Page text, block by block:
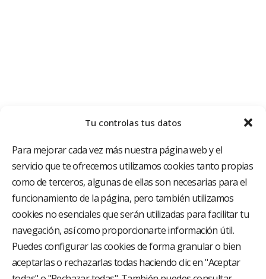
Tu controlas tus datos
Para mejorar cada vez más nuestra página web y el
servicio que te ofrecemos utilizamos cookies tanto propias
como de terceros, algunas de ellas son necesarias para el
funcionamiento de la página, pero también utilizamos
cookies no esenciales que serán utilizadas para facilitar tu
navegación, así como proporcionarte información útil.
Puedes configurar las cookies de forma granular o bien
aceptarlas o rechazarlas todas haciendo clic en "Aceptar
El Grupo Hospitalario HLA es uno de los proveedores
hospitalarios con mayor presencia en España, creado
con el objetivo de proporcionar el acceso a una
asistencia sanitaria de alto nivel. Nuestra red asistencial
está compuesta por 18 hospitales y 37 centros médicos
multiespecialidad.